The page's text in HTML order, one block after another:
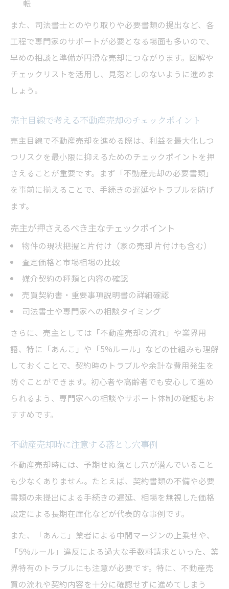
転
また、司法書士とのやり取りや必要書類の提出など、各
工程で専門家のサポートが必要となる場面も多いので、
早めの相談と準備が円滑な売却につながります。図解や
チェックリストを活用し、見落としのないように進めま
しょう。
売主目線で考える不動産売却のチェックポイント
売主目線で不動産売却を進める際は、利益を最大化しつ
つリスクを最小限に抑えるためのチェックポイントを押
さえることが重要です。まず「不動産売却の必要書類」
を事前に揃えることで、手続きの遅延やトラブルを防げ
ます。
売主が押さえるべき主なチェックポイント
物件の現状把握と片付け（家の売却 片付けも含む）
査定価格と市場相場の比較
媒介契約の種類と内容の確認
売買契約書・重要事項説明書の詳細確認
司法書士や専門家への相談タイミング
さらに、売主としては「不動産売却の流れ」や業界用
語、特に「あんこ」や「5%ルール」などの仕組みも理解
しておくことで、契約時のトラブルや余計な費用発生を
防ぐことができます。初心者や高齢者でも安心して進め
られるよう、専門家への相談やサポート体制の確認もお
すすめです。
不動産売却時に注意する落とし穴事例
不動産売却時には、予期せぬ落とし穴が潜んでいること
も少なくありません。たとえば、契約書類の不備や必要
書類の未提出による手続きの遅延、相場を無視した価格
設定による長期在庫化などが代表的な事例です。
また、「あんこ」業者による中間マージンの上乗せや、
「5%ルール」違反による過大な手数料請求といった、業
界特有のトラブルにも注意が必要です。特に、不動産売
買の流れや契約内容を十分に確認せずに進めてしまう